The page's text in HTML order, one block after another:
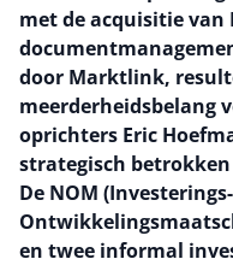
met de acquisitie van
door Marktlink,
meerderheidsbelang
oprichters Eric
strategisch
De NOM
en twee informal